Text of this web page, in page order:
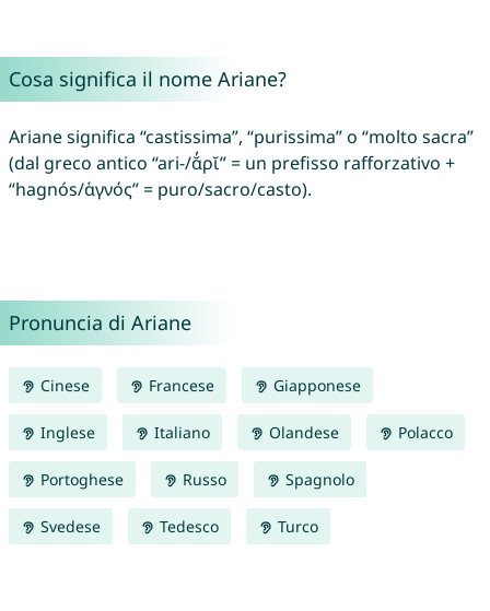
Cosa significa il nome Ariane?
Ariane significa “castissima”, “purissima” o “molto sacra”
(dal greco antico “ari-/ᾰ̓ρῐ” = un prefisso rafforzativo +
“hagnós/ἁγνός” = puro/sacro/casto).
Pronuncia di Ariane
Cinese Francese Giapponese
Inglese Italiano Olandese Polacco
Portoghese Russo Spagnolo
Svedese Tedesco Turco